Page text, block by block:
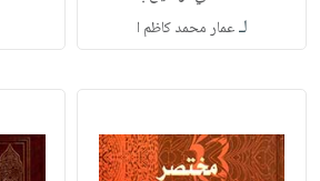
لـعمار محمد كاظم ا